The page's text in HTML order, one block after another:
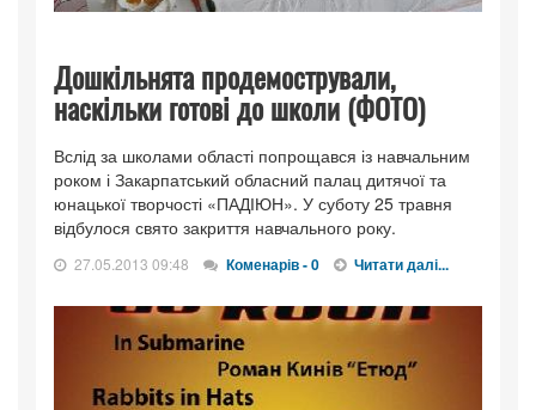
Дошкільнята продемострували,
наскільки готові до школи (ФОТО)
Вслід за школами області попрощався із навчальним
роком і Закарпатський обласний палац дитячої та
юнацької творчості «ПАДІЮН». У суботу 25 травня
відбулося свято закриття навчального року.
27.05.2013 09:48 Коменарів - 0 Читати далі...